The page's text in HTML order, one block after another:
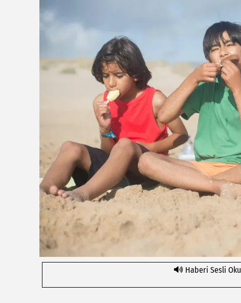
Haberi Sesli Oku